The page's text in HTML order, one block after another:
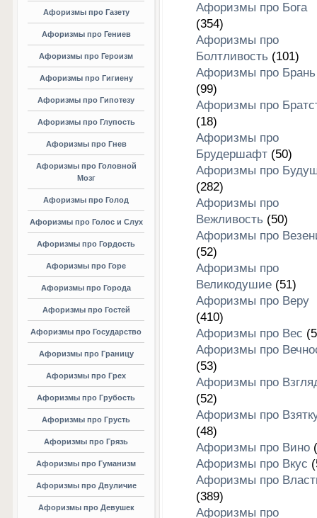
Афоризмы про Газету
Афоризмы про Гениев
Афоризмы про Героизм
Афоризмы про Гигиену
Афоризмы про Гипотезу
Афоризмы про Глупость
Афоризмы про Гнев
Афоризмы про Головной
Мозг
Афоризмы про Голод
Афоризмы про Голос и Слух
Афоризмы про Гордость
Афоризмы про Горе
Афоризмы про Города
Афоризмы про Гостей
Афоризмы про Государство
Афоризмы про Границу
Афоризмы про Грех
Афоризмы про Грубость
Афоризмы про Грусть
Афоризмы про Грязь
Афоризмы про Гуманизм
Афоризмы про Двуличие
Афоризмы про Девушек
Афоризмы про Бога
(354)
Афоризмы про
Болтливость (101)
Афоризмы про Брань
(99)
Афоризмы про
(18)
Афоризмы про
Брудершафт(50)
Афоризмы про
(282)
Афоризмы про
Вежливость (50)
Афоризмы про
(52)
Афоризмы про
Великодушие(51)
Афоризмы про Веру
(410)
Афоризмы про Вес
Афоризмы про
(53)
Афоризмы про
(52)
Афоризмы про
(48)
Афоризмы про Вино
Афоризмы про Вкус
Афоризмы про
(389)
Афоризмы про